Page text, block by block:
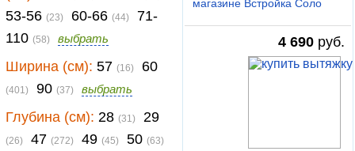
53-56 (23) 60-66 (44)
71-
110 (58) выбрать
Ширина (см): 57 (16) 60
(401) 90 (37) выбрать
Глубина (см): 28 (31) 29
(26) 47 (272) 49 (45) 50 (63)
магазине Встройка Соло
4 690 руб.